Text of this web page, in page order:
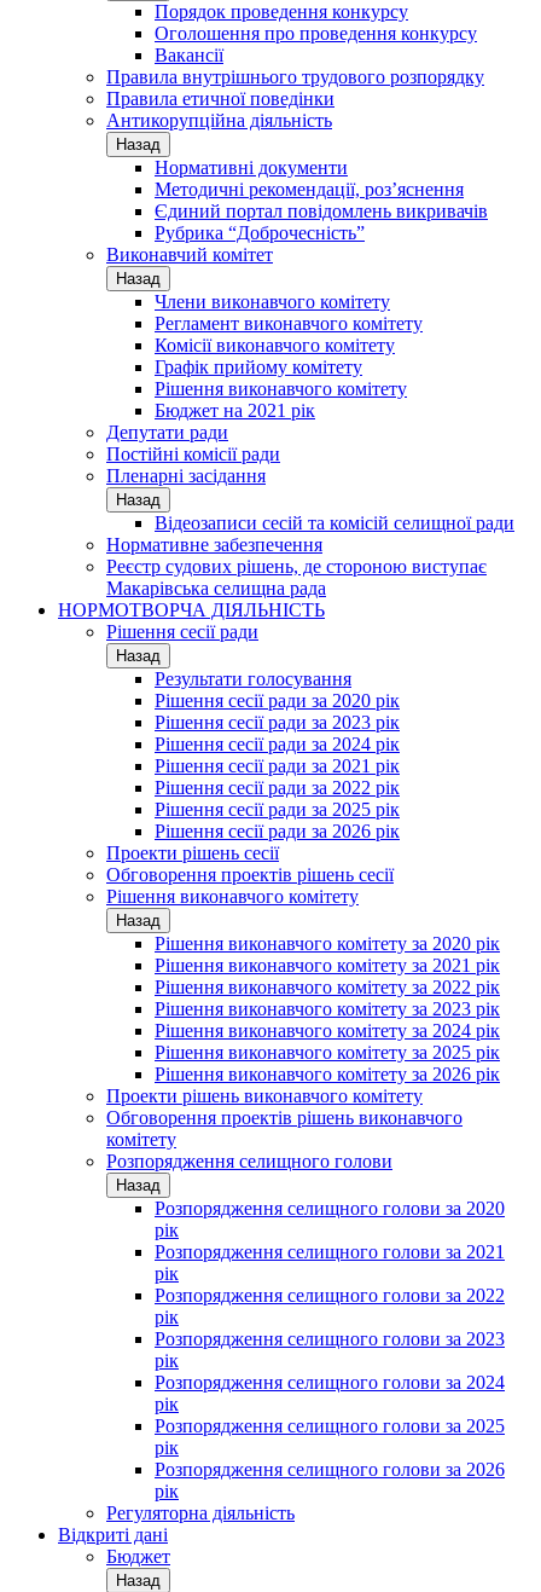
Порядок проведення конкурсу
Оголошення про проведення конкурсу
Вакансії
Правила внутрішнього трудового розпорядку
Правила етичної поведінки
Антикорупційна діяльність
Назад
Нормативні документи
Методичні рекомендації, роз’яснення
Єдиний портал повідомлень викривачів
Рубрика “Доброчесність”
Виконавчий комітет
Назад
Члени виконавчого комітету
Регламент виконавчого комітету
Комісії виконавчого комітету
Графік прийому комітету
Рішення виконавчого комітету
Бюджет на 2021 рік
Депутати ради
Постійні комісії ради
Пленарні засідання
Назад
Відеозаписи сесій та комісій селищної ради
Нормативне забезпечення
Реєстр судових рішень, де стороною виступає
Макарівська селищна рада
НОРМОТВОРЧА ДІЯЛЬНІСТЬ
Рішення сесії ради
Назад
Результати голосування
Рішення сесії ради за 2020 рік
Рішення сесії ради за 2023 рік
Рішення сесії ради за 2024 рік
Рішення сесії ради за 2021 рік
Рішення сесії ради за 2022 рік
Рішення сесії ради за 2025 рік
Рішення сесії ради за 2026 рік
Проекти рішень сесії
Обговорення проектів рішень сесії
Рішення виконавчого комітету
Назад
Рішення виконавчого комітету за 2020 рік
Рішення виконавчого комітету за 2021 рік
Рішення виконавчого комітету за 2022 рік
Рішення виконавчого комітету за 2023 рік
Рішення виконавчого комітету за 2024 рік
Рішення виконавчого комітету за 2025 рік
Рішення виконавчого комітету за 2026 рік
Проекти рішень виконавчого комітету
Обговорення проектів рішень виконавчого
комітету
Розпорядження селищного голови
Назад
Розпорядження селищного голови за 2020
рік
Розпорядження селищного голови за 2021
рік
Розпорядження селищного голови за 2022
рік
Розпорядження селищного голови за 2023
рік
Розпорядження селищного голови за 2024
рік
Розпорядження селищного голови за 2025
рік
Розпорядження селищного голови за 2026
рік
Регуляторна діяльність
Відкриті дані
Бюджет
Назад